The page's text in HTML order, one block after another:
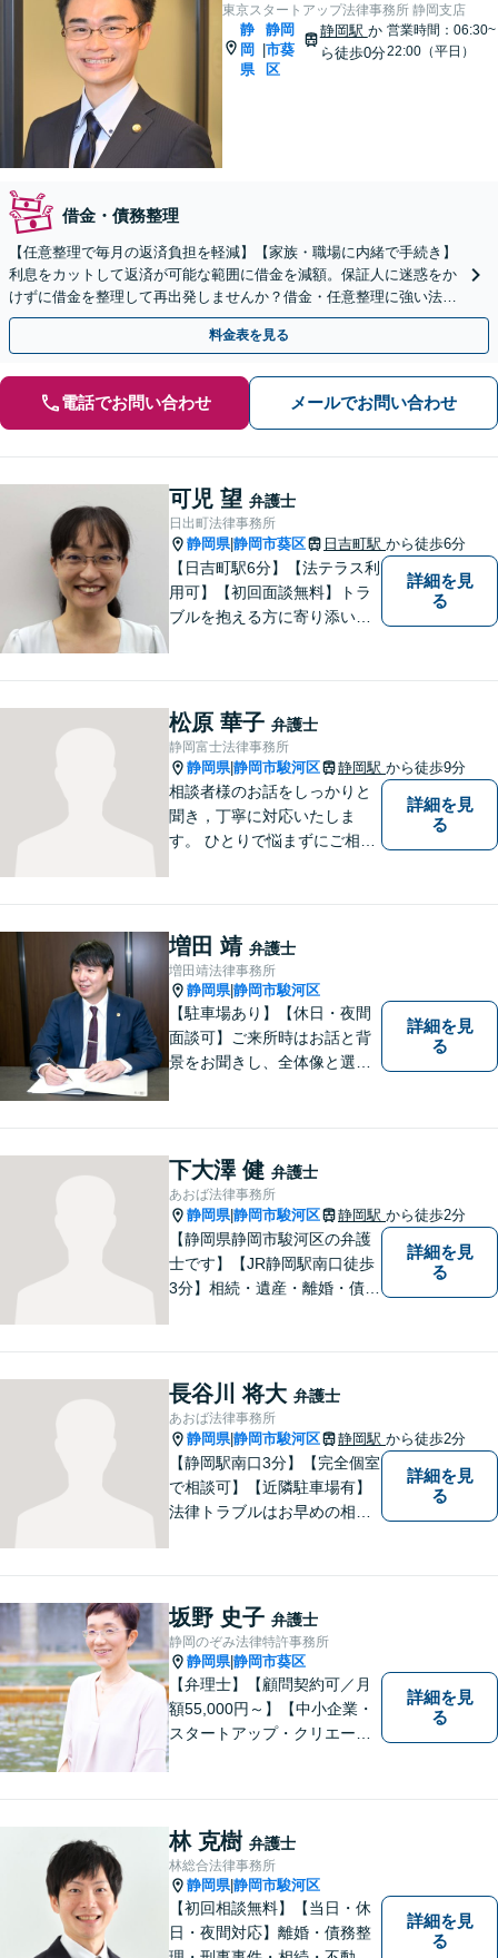
東京スタートアップ法律事務所 静岡支店
静
岡
県
静岡
市葵
区
静岡駅 か
ら徒歩0分
営業時間：06:30~
22:00（平日）
借金・債務整理
【任意整理で毎月の返済負担を軽減】【家族・職場に内緒で手続き】
利息をカットして返済が可能な範囲に借金を減額。保証人に迷惑をか
けずに借金を整理して再出発しませんか？借金・任意整理に強い法律
事務所【実績5,000件以上】【財産を残して借金整理】
料金表を見る
電話でお問い合わせ メールでお問い合わせ
可児 望 弁護士
日出町法律事務所
静岡県|静岡市葵区 日吉町駅 から徒歩6分
【日吉町駅6分】【法テラス利
用可】【初回面談無料】トラ
ブルを抱える方に寄り添い、
詳細を見
る
松原 華子 弁護士
静岡富士法律事務所
静岡県|静岡市駿河区 静岡駅 から徒歩9分
相談者様のお話をしっかりと
聞き，丁寧に対応いたしま
す。 ひとりで悩まずにご相談
詳細を見
る
増田 靖 弁護士
増田靖法律事務所
静岡県|静岡市駿河区
【駐車場あり】【休日・夜間
面談可】ご来所時はお話と背
景をお聞きし、全体像と選択
めています。お気軽にご相談
ください。
詳細を見
る
下大澤 健 弁護士
あおば法律事務所
静岡県|静岡市駿河区 静岡駅 から徒歩2分
【静岡県静岡市駿河区の弁護
士です】【JR静岡駅南口徒歩
3分】相続・遺産・離婚・債務
整理など企業に関わる問題を
幅広く取り扱っております。
どうぞお気軽にご相談くださ
い。
詳細を見
る
長谷川 将大 弁護士
あおば法律事務所
静岡県|静岡市駿河区 静岡駅 から徒歩2分
【静岡駅南口3分】【完全個室
で相談可】【近隣駐車場有】
法律トラブルはお早めの相談
境を整えておりますのでぜひ
お気軽にご相談ください。
詳細を見
る
坂野 史子 弁護士
静岡のぞみ法律特許事務所
静岡県|静岡市葵区
【弁理士】【顧問契約可／月
額55,000円～】【中小企業・
スタートアップ・クリエータ
ポート。「特許、意匠、商
標、著作権、不正競争防止法
の専門知識・経験豊富」「リ
ーガルフォースの高精度契約
書チェック」
詳細を見
る
林 克樹 弁護士
林総合法律事務所
静岡県|静岡市駿河区
【初回相談無料】【当日・休
日・夜間対応】離婚・債務整
詳細を見
る